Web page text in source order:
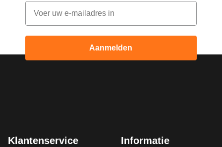
Email
Aanmelden
Klantenservice Informatie